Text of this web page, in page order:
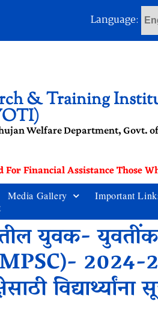
Language:
& Training
Welfare Department, Govt.
Financial Assistance Those
Media Gallery Important
युवक-
2024-25
विद्यार्थ्यांना